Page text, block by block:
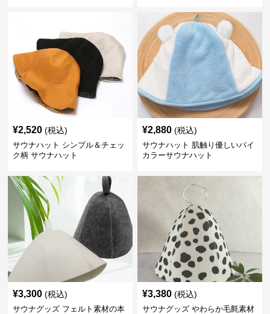
¥2,520 (税込)
サウナハット シンプル＆チェッ
ク柄 サウナハット
¥2,880 (税込)
サウナハット 肌触り優しいバイ
カラーサウナハット
¥3,300 (税込)
サウナグッズ フェルト素材の本
¥3,380 (税込)
サウナグッズ やわらか毛氈素材